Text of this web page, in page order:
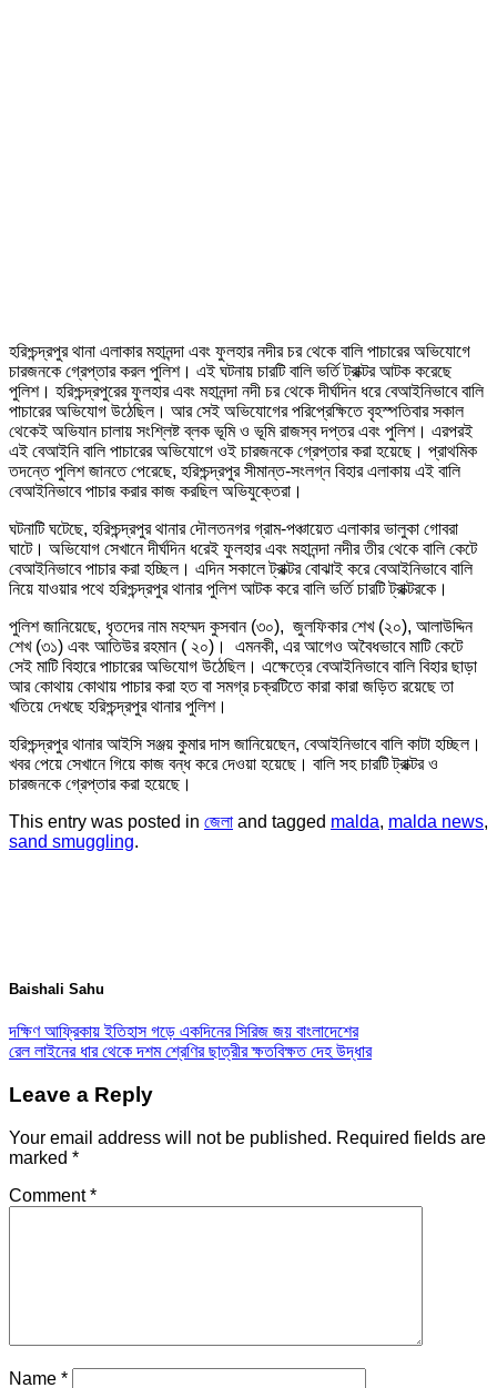
হরিশ্চন্দ্রপুর থানা এলাকার মহানন্দা এবং ফুলহার নদীর চর থেকে বালি পাচারের অভিযোগে
চারজনকে গ্রেপ্তার করল পুলিশ। এই ঘটনায় চারটি বালি ভর্তি ট্রাক্টর আটক করেছে
পুলিশ। হরিশ্চন্দ্রপুরের ফুলহার এবং মহানন্দা নদী চর থেকে দীর্ঘদিন ধরে বেআইনিভাবে বালি
পাচারের অভিযোগ উঠেছিল। আর সেই অভিযোগের পরিপ্রেক্ষিতে বৃহস্পতিবার সকাল
থেকেই অভিযান চালায় সংশ্লিষ্ট ব্লক ভূমি ও ভূমি রাজস্ব দপ্তর এবং পুলিশ। এরপরই
এই বেআইনি বালি পাচারের অভিযোগে ওই চারজনকে গ্রেপ্তার করা হয়েছে। প্রাথমিক
তদন্তে পুলিশ জানতে পেরেছে, হরিশ্চন্দ্রপুর সীমান্ত-সংলগ্ন বিহার এলাকায় এই বালি
বেআইনিভাবে পাচার করার কাজ করছিল অভিযুক্তেরা।
ঘটনাটি ঘটেছে, হরিশ্চন্দ্রপুর থানার দৌলতনগর গ্রাম-পঞ্চায়েত এলাকার ভালুকা গোবরা
ঘাটে। অভিযোগ সেখানে দীর্ঘদিন ধরেই ফুলহার এবং মহানন্দা নদীর তীর থেকে বালি কেটে
বেআইনিভাবে পাচার করা হচ্ছিল। এদিন সকালে ট্রাক্টর বোঝাই করে বেআইনিভাবে বালি
নিয়ে যাওয়ার পথে হরিশ্চন্দ্রপুর থানার পুলিশ আটক করে বালি ভর্তি চারটি ট্রাক্টরকে।
পুলিশ জানিয়েছে, ধৃতদের নাম মহম্মদ কুসবান (৩০), জুলফিকার শেখ (২০), আলাউদ্দিন
শেখ (৩১) এবং আতিউর রহমান ( ২০)। এমনকী, এর আগেও অবৈধভাবে মাটি কেটে
সেই মাটি বিহারে পাচারের অভিযোগ উঠেছিল। এক্ষেত্রে বেআইনিভাবে বালি বিহার ছাড়া
আর কোথায় কোথায় পাচার করা হত বা সমগ্র চক্রটিতে কারা কারা জড়িত রয়েছে তা
খতিয়ে দেখছে হরিশ্চন্দ্রপুর থানার পুলিশ।
হরিশ্চন্দ্রপুর থানার আইসি সঞ্জয় কুমার দাস জানিয়েছেন, বেআইনিভাবে বালি কাটা হচ্ছিল।
খবর পেয়ে সেখানে গিয়ে কাজ বন্ধ করে দেওয়া হয়েছে। বালি সহ চারটি ট্রাক্টর ও
চারজনকে গ্রেপ্তার করা হয়েছে।
This entry was posted in জেলা and tagged malda, malda news,
sand smuggling.
Baishali Sahu
দক্ষিণ আফ্রিকায় ইতিহাস গড়ে একদিনের সিরিজ জয় বাংলাদেশের
রেল লাইনের ধার থেকে দশম শ্রেণির ছাত্রীর ক্ষতবিক্ষত দেহ উদ্ধার
Leave a Reply
Your email address will not be published. Required fields are
marked *
Comment*
Name *